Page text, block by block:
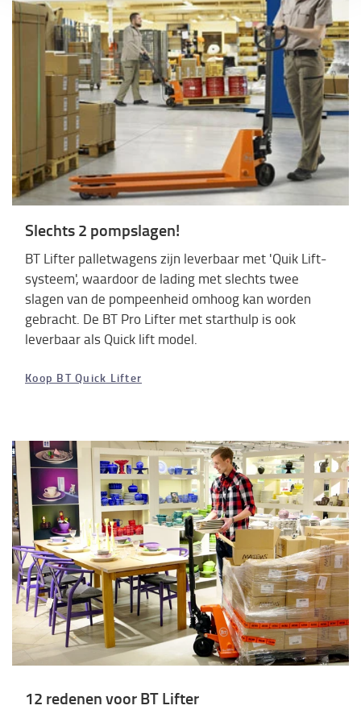
Slechts 2 pompslagen!
BT Lifter palletwagens zijn leverbaar met 'Quik Lift-
systeem', waardoor de lading met slechts twee
slagen van de pompeenheid omhoog kan worden
gebracht. De BT Pro Lifter met starthulp is ook
leverbaar als Quick lift model.
Koop BT Quick Lifter
12 redenen voor BT Lifter